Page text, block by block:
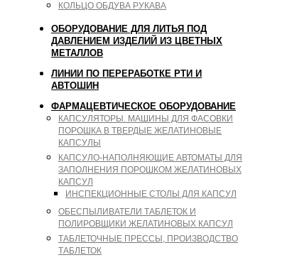
КОЛЬЦО ОБДУВА РУКАВА
ОБОРУДОВАНИЕ ДЛЯ ЛИТЬЯ ПОД
ДАВЛЕНИЕМ ИЗДЕЛИЙ ИЗ ЦВЕТНЫХ
МЕТАЛЛОВ
ЛИНИИ ПО ПЕРЕРАБОТКЕ РТИ И
АВТОШИН
ФАРМАЦЕВТИЧЕСКОЕ ОБОРУДОВАНИЕ
КАПСУЛЯТОРЫ. МАШИНЫ ДЛЯ ФАСОВКИ
ПОРОШКА В ТВЕРДЫЕ ЖЕЛАТИНОВЫЕ
КАПСУЛЫ
КАПСУЛО-НАПОЛНЯЮЩИЕ АВТОМАТЫ ДЛЯ
ЗАПОЛНЕНИЯ ПОРОШКОМ ЖЕЛАТИНОВЫХ
КАПСУЛ
ИНСПЕКЦИОННЫЕ СТОЛЫ ДЛЯ КАПСУЛ
ОБЕСПЫЛИВАТЕЛИ ТАБЛЕТОК И
ПОЛИРОВЩИКИ ЖЕЛАТИНОВЫХ КАПСУЛ
ТАБЛЕТОЧНЫЕ ПРЕССЫ, ПРОИЗВОДСТВО
ТАБЛЕТОК